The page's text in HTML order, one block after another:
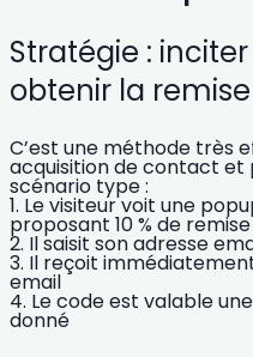
Stratégie :
obtenir la remise
C’est une méthode très
acquisition de contact et
scénario type :
Le visiteur voit une
proposant 10 % de remise
Il saisit son adresse
Il reçoit
email
Le code est valable
donné